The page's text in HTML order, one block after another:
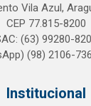
Vila Azul,
CEP 77.815-8200
(63) 99280-
(98) 2106-
Institucional